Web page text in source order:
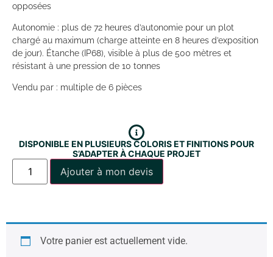
opposées
Autonomie : plus de 72 heures d’autonomie pour un plot
chargé au maximum (charge atteinte en 8 heures d’exposition
de jour). Étanche (IP68), visible à plus de 500 mètres et
résistant à une pression de 10 tonnes
Vendu par : multiple de 6 pièces
DISPONIBLE EN PLUSIEURS COLORIS ET FINITIONS POUR
S’ADAPTER À CHAQUE PROJET
Ajouter à mon devis
Votre panier est actuellement vide.